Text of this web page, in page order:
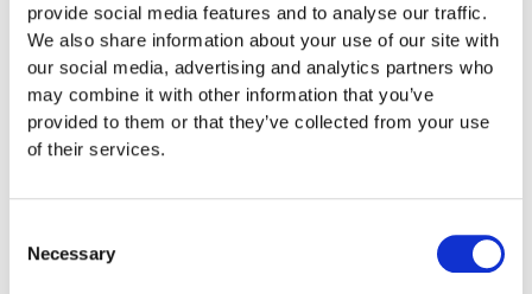
provide social media features and to analyse our traffic.
We also share information about your use of our site with
our social media, advertising and analytics partners who
may combine it with other information that you’ve
provided to them or that they’ve collected from your use
of their services.
Selection
Necessary
Träflis
Sportgolv-PowerGame